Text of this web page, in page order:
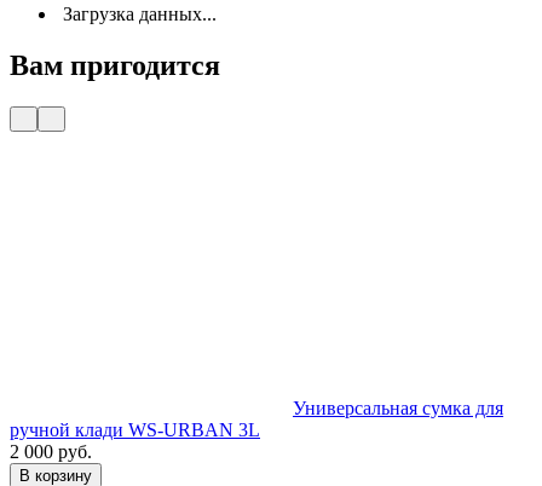
Загрузка данных...
Вам пригодится
Универсальная сумка для
ручной клади WS-URBAN 3L
2 000 руб.
В корзину